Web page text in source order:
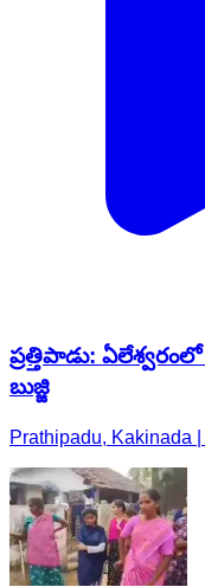
ప్రత్తిపాడు:
బుజ్జి
Prathipadu, Kakinada